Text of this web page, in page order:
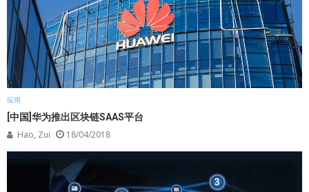
应用
[中国]华为推出区块链SAAS平台
Hao, Zui 18/04/2018